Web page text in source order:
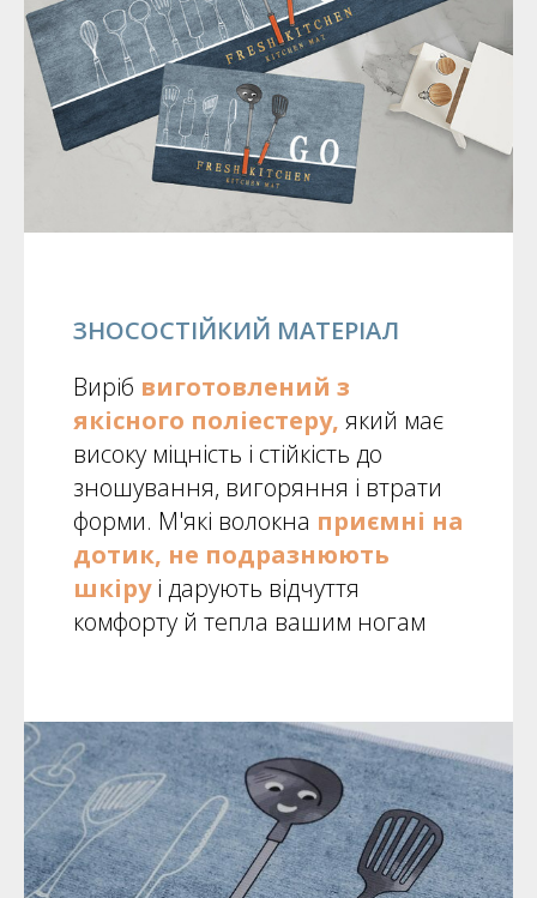
ЗНОСОСТІЙКИЙ МАТЕРІАЛ
Виріб виготовлений з
якісного поліестеру, який має
високу міцність і стійкість до
зношування, вигоряння і втрати
форми. М'які волокна приємні на
дотик, не подразнюють
шкіруі дарують відчуття
комфорту й тепла вашим ногам